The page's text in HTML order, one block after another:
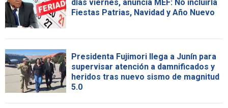
días viernes, anuncia MEF: No incluiría
Fiestas Patrias, Navidad y Año Nuevo
Presidenta Fujimori llega a Junín para
supervisar atención a damnificados y
heridos tras nuevo sismo de magnitud
5.0